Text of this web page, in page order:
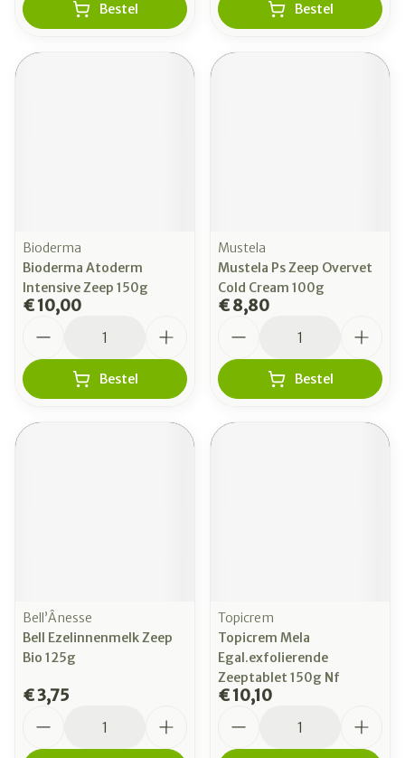
Bestel Bestel
Bioderma
Bioderma Atoderm
Intensive Zeep 150g
€ 10,00
Bestel
Mustela
Mustela Ps Zeep Overvet
Cold Cream 100g
€ 8,80
Bestel
Bell’Ânesse
Bell Ezelinnenmelk Zeep
Bio 125g
€ 3,75
Topicrem
Topicrem Mela
Egal.exfolierende
Zeeptablet 150g Nf
€ 10,10